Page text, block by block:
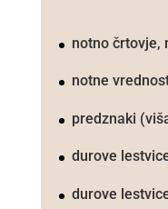
notno črtovje,
notne
predznaki
durove
durove